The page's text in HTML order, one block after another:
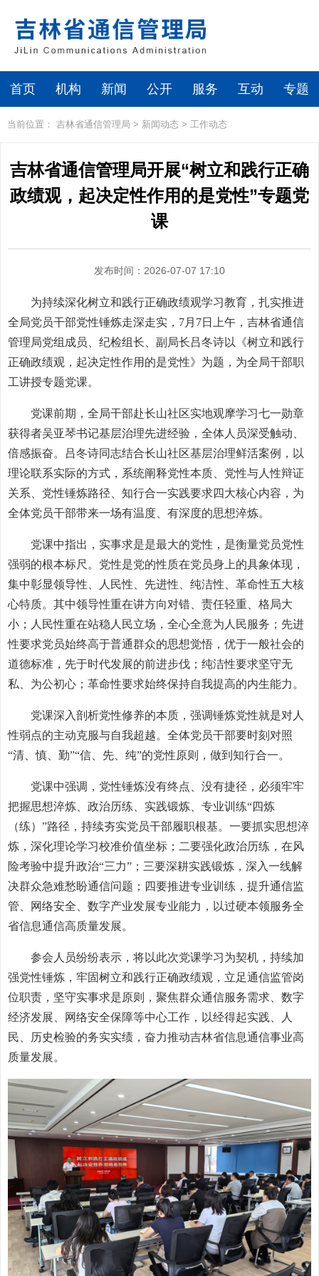
首页 机构 新闻 公开 服务 互动 专题
当前位置： 吉林省通信管理局 > 新闻动态 > 工作动态
吉林省通信管理局开展“树立和践行正确
政绩观，起决定性作用的是党性”专题党
课
发布时间：2026-07-07 17:10
为持续深化树立和践行正确政绩观学习教育，扎实推进
全局党员干部党性锤炼走深走实，7月7日上午，吉林省通信
管理局党组成员、纪检组长、副局长吕冬诗以《树立和践行
正确政绩观，起决定性作用的是党性》为题，为全局干部职
工讲授专题党课。
党课前期，全局干部赴长山社区实地观摩学习七一勋章
获得者吴亚琴书记基层治理先进经验，全体人员深受触动、
倍感振奋。吕冬诗同志结合长山社区基层治理鲜活案例，以
理论联系实际的方式，系统阐释党性本质、党性与人性辩证
关系、党性锤炼路径、知行合一实践要求四大核心内容，为
全体党员干部带来一场有温度、有深度的思想淬炼。
党课中指出，实事求是是最大的党性，是衡量党员党性
强弱的根本标尺。党性是党的性质在党员身上的具象体现，
集中彰显领导性、人民性、先进性、纯洁性、革命性五大核
心特质。其中领导性重在讲方向对错、责任轻重、格局大
小；人民性重在站稳人民立场，全心全意为人民服务；先进
性要求党员始终高于普通群众的思想觉悟，优于一般社会的
道德标准，先于时代发展的前进步伐；纯洁性要求坚守无
私、为公初心；革命性要求始终保持自我提高的内生能力。
党课深入剖析党性修养的本质，强调锤炼党性就是对人
性弱点的主动克服与自我超越。全体党员干部要时刻对照
“清、慎、勤”“信、先、纯”的党性原则，做到知行合一。
党课中强调，党性锤炼没有终点、没有捷径，必须牢牢
把握思想淬炼、政治历练、实践锻炼、专业训练“四炼
（练）”路径，持续夯实党员干部履职根基。一要抓实思想淬
炼，深化理论学习校准价值坐标；二要强化政治历练，在风
险考验中提升政治“三力”；三要深耕实践锻炼，深入一线解
决群众急难愁盼通信问题；四要推进专业训练，提升通信监
管、网络安全、数字产业发展专业能力，以过硬本领服务全
省信息通信高质量发展。
参会人员纷纷表示，将以此次党课学习为契机，持续加
强党性锤炼，牢固树立和践行正确政绩观，立足通信监管岗
位职责，坚守实事求是原则，聚焦群众通信服务需求、数字
经济发展、网络安全保障等中心工作，以经得起实践、人
民、历史检验的务实实绩，奋力推动吉林省信息通信事业高
质量发展。